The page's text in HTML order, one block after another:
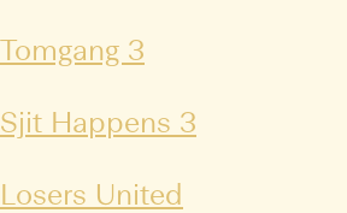
Tomgang 3
Sjit Happens 3
Losers United